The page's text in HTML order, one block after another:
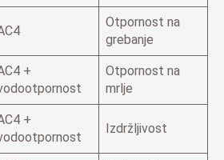
Otpornost na
grebanje
+
Otpornost na
mrlje
+
Izdržljivost